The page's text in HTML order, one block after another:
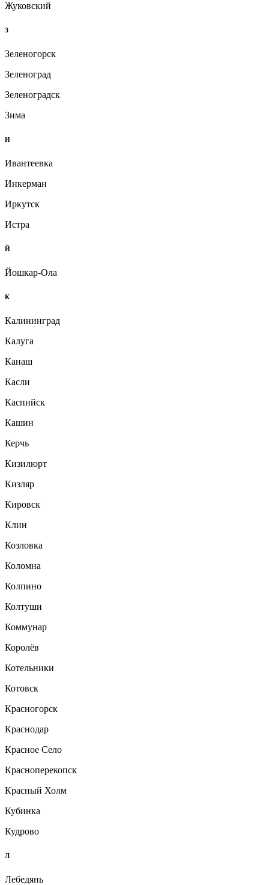
Жуковский
З
Зеленогорск
Зеленоград
Зеленоградск
Зима
И
Ивантеевка
Инкерман
Иркутск
Истра
Й
Йошкар-Ола
К
Калининград
Калуга
Канаш
Касли
Каспийск
Кашин
Керчь
Кизилюрт
Кизляр
Кировск
Клин
Козловка
Коломна
Колпино
Колтуши
Коммунар
Королёв
Котельники
Котовск
Красногорск
Краснодар
Красное Село
Красноперекопск
Красный Холм
Кубинка
Кудрово
Л
Лебедянь